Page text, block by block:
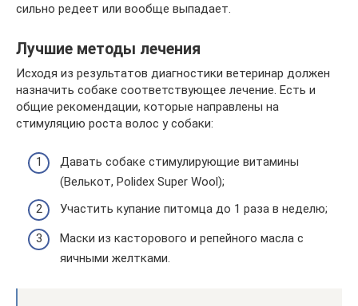
сильно редеет или вообще выпадает.
Лучшие методы лечения
Исходя из результатов диагностики ветеринар должен
назначить собаке соответствующее лечение. Есть и
общие рекомендации, которые направлены на
стимуляцию роста волос у собаки:
Давать собаке стимулирующие витамины
(Велькот, Polidex Super Wool);
Участить купание питомца до 1 раза в неделю;
Маски из касторового и репейного масла с
яичными желтками.